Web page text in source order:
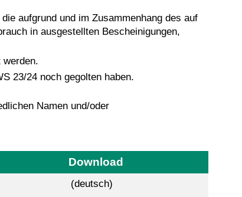
aufgrund und im Zusammenhang des auf
in ausgestellten Bescheinigungen,
werden.
23/24 noch gegolten haben.
Namen und/oder
Download
(deutsch)